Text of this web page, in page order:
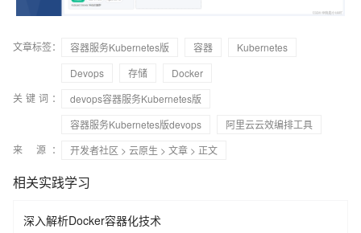
文章标签： 容器服务Kubernetes版 容器
Kubernetes
Devops
存储
Docker
关键词：
devops容器服务Kubernetes版
容器服务Kubernetes版devops
阿里云云效编排工具
来 源：
开发者社区 > 云原生 > 文章 > 正文
相关实践学习
深入解析Docker容器化技术